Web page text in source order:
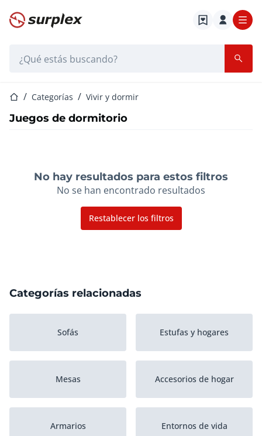
Página de inicio
Página de inicio
Categorías Vivir y dormir
Juegos de dormitorio
No hay resultados para estos filtros
No se han encontrado resultados
Restablecer los filtros
Categorías relacionadas
Sofás Estufas y hogares
Mesas Accesorios de hogar
Armarios Entornos de vida